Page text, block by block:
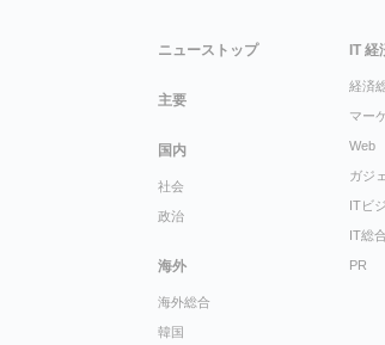
ニューストップ
主要
国内
社会
政治
海外
海外総合
韓国
IT 経
経済
マー
Web
ガジ
ITビ
IT総合
PR